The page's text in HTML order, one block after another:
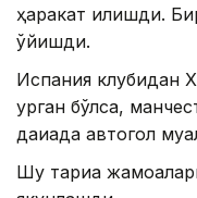
ҳаракат қилишди.
қўйишди.
Испания клубидан
урган бўлса,
дақиқада автогол
Шу тариқа